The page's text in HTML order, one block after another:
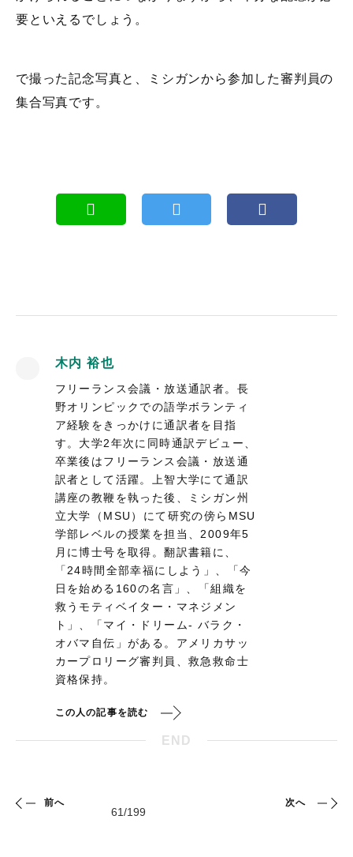
要といえるでしょう。
で撮った記念写真と、ミシガンから参加した審判員の
集合写真です。
木内 裕也
フリーランス会議・放送通訳者。長
野オリンピックでの語学ボランティ
ア経験をきっかけに通訳者を目指
す。大学2年次に同時通訳デビュー、
卒業後はフリーランス会議・放送通
訳者として活躍。上智大学にて通訳
講座の教鞭を執った後、ミシガン州
立大学（MSU）にて研究の傍らMSU
学部レベルの授業を担当、2009年5
月に博士号を取得。翻訳書籍に、
「24時間全部幸福にしよう」、「今
日を始める160の名言」、「組織を
救うモティベイター・マネジメン
ト」、「マイ・ドリーム- バラク・
オバマ自伝」がある。アメリカサッ
カープロリーグ審判員、救急救命士
資格保持。
この人の記事を読む
END
前へ 次へ